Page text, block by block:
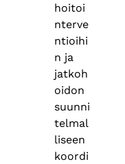
hoitoi
nterve
ntioihi
n ja
jatkoh
oidon
suunni
telmal
liseen
koordi